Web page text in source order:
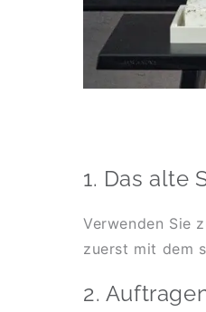
1. Das alte
Verwenden Sie
zuerst mit dem
2.